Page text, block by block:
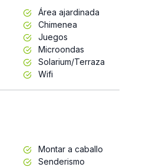
Área ajardinada
Chimenea
Juegos
Microondas
Solarium/Terraza
Wifi
Montar a caballo
Senderismo